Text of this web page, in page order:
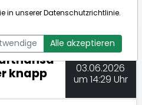
knapp
03.06.2026
um 14:29 Uhr
in unsererDatenschutzrichtlinie.
Alle akzeptieren